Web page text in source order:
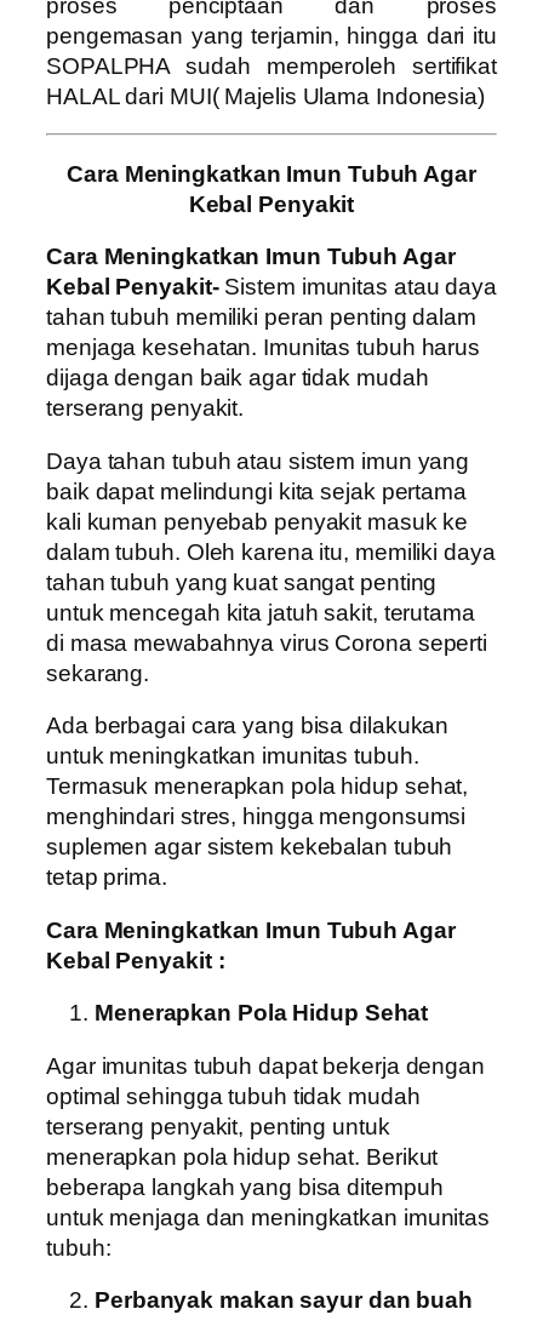
proses penciptaan dan proses
pengemasan yang terjamin, hingga dari itu
SOPALPHA sudah memperoleh sertifikat
HALAL dari MUI( Majelis Ulama Indonesia)
Cara Meningkatkan Imun Tubuh Agar
Kebal Penyakit
Cara Meningkatkan Imun Tubuh Agar
Kebal Penyakit- Sistem imunitas atau daya
tahan tubuh memiliki peran penting dalam
menjaga kesehatan. Imunitas tubuh harus
dijaga dengan baik agar tidak mudah
terserang penyakit.
Daya tahan tubuh atau sistem imun yang
baik dapat melindungi kita sejak pertama
kali kuman penyebab penyakit masuk ke
dalam tubuh. Oleh karena itu, memiliki daya
tahan tubuh yang kuat sangat penting
untuk mencegah kita jatuh sakit, terutama
di masa mewabahnya virus Corona seperti
sekarang.
Ada berbagai cara yang bisa dilakukan
untuk meningkatkan imunitas tubuh.
Termasuk menerapkan pola hidup sehat,
menghindari stres, hingga mengonsumsi
suplemen agar sistem kekebalan tubuh
tetap prima.
Cara Meningkatkan Imun Tubuh Agar
Kebal Penyakit :
Menerapkan Pola Hidup Sehat
Agar imunitas tubuh dapat bekerja dengan
optimal sehingga tubuh tidak mudah
terserang penyakit, penting untuk
menerapkan pola hidup sehat. Berikut
beberapa langkah yang bisa ditempuh
untuk menjaga dan meningkatkan imunitas
tubuh:
Perbanyak makan sayur dan buah